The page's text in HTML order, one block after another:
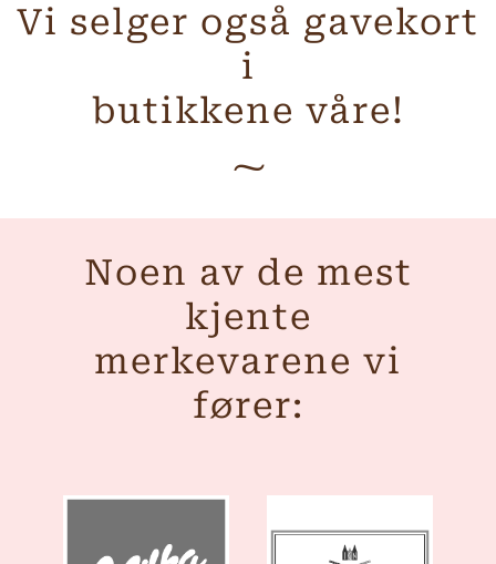
Vi selger også gavekort
i
butikkene våre!
Noen av de mest
kjente
merkevarene vi
fører: